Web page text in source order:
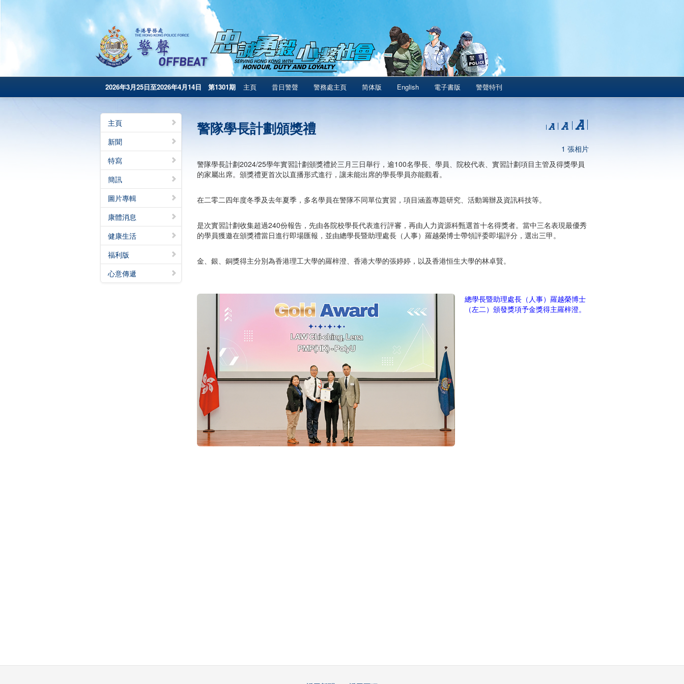
2026年3月25日至2026年4月14日 第1301期 主頁 昔日警聲 警務處主頁 简体版 English 電子書版 警聲特刊
主頁
新聞
特寫
簡訊
圖片專輯
康體消息
健康生活
福利版
心意傳遞
警隊學長計劃頒獎禮
1 張相片
警隊學長計劃2024/25學年實習計劃頒獎禮於三月三日舉行，逾100名學長、學員、院校代表、實習計劃項目主管及得獎學員
的家屬出席。頒獎禮更首次以直播形式進行，讓未能出席的學長學員亦能觀看。
在二零二四年度冬季及去年夏季，多名學員在警隊不同單位實習，項目涵蓋專題研究、活動籌辦及資訊科技等。
是次實習計劃收集超過240份報告，先由各院校學長代表進行評審，再由人力資源科甄選首十名得獎者。當中三名表現最優秀
的學員獲邀在頒獎禮當日進行即場匯報，並由總學長暨助理處長（人事）羅越榮博士帶領評委即場評分，選出三甲。
金、銀、銅獎得主分別為香港理工大學的羅梓澄、香港大學的張婷婷，以及香港恒生大學的林卓賢。
總學長暨助理處長（人事）羅越榮博士
（左二）頒發獎項予金獎得主羅梓澄。